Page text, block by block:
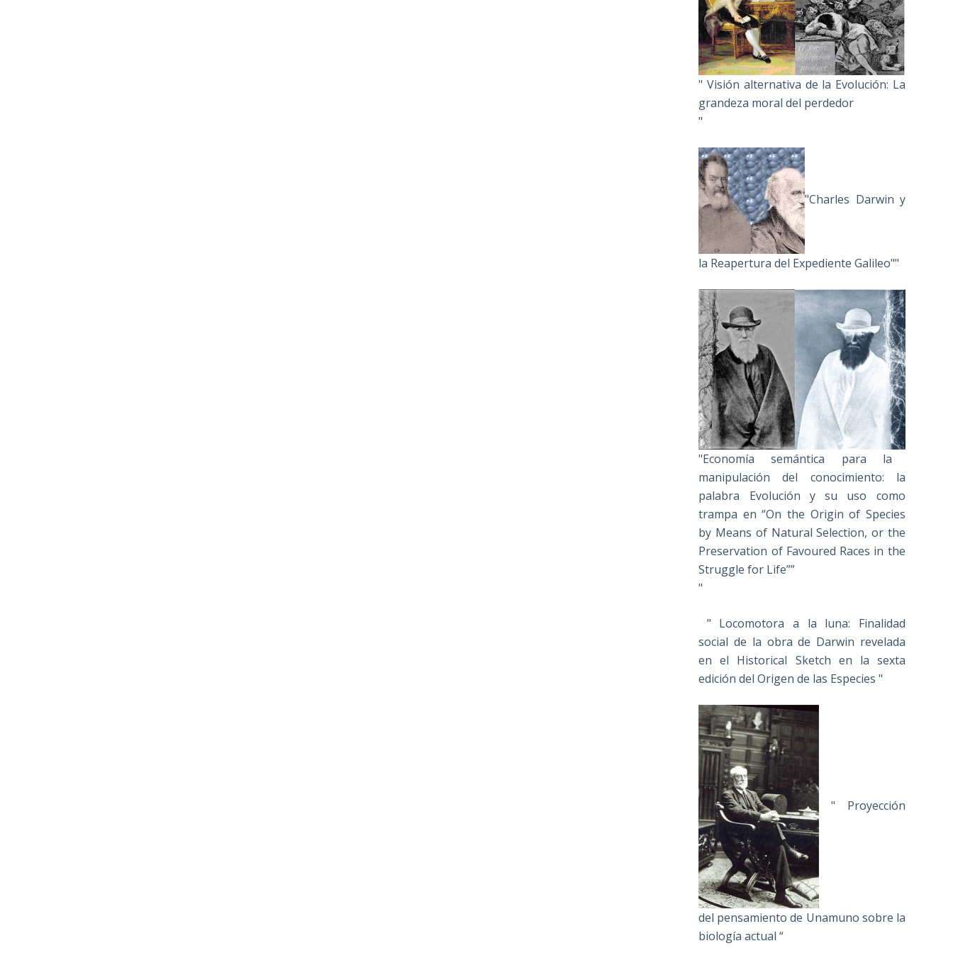
" Visión alternativa de la Evolución: La
grandeza moral del perdedor
"
"Charles Darwin y
la Reapertura del Expediente Galileo""
"Economía semántica para la
manipulación del conocimiento: la
palabra Evolución y su uso como
trampa en “On the Origin of Species
by Means of Natural Selection, or the
Preservation of Favoured Races in the
Struggle for Life””
"
" Locomotora a la luna: Finalidad
social de la obra de Darwin revelada
en el Historical Sketch en la sexta
edición del Origen de las Especies "
" Proyección
del pensamiento de Unamuno sobre la
biología actual “